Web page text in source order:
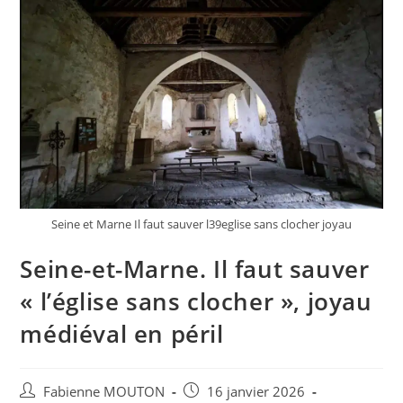
Seine et Marne Il faut sauver l39eglise sans clocher joyau
Seine-et-Marne. Il faut sauver
« l’église sans clocher », joyau
médiéval en péril
Auteur/autrice
Fabienne MOUTON
Post16 janvier 2026